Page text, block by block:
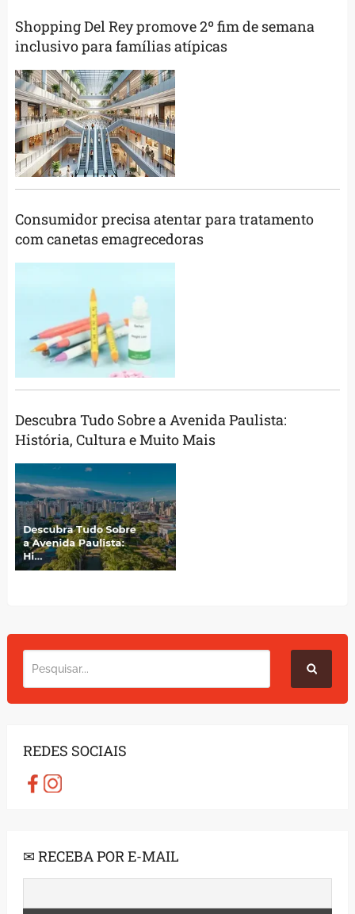
Shopping Del Rey promove 2º fim de semana
inclusivo para famílias atípicas
Consumidor precisa atentar para tratamento
com canetas emagrecedoras
Descubra Tudo Sobre a Avenida Paulista:
História, Cultura e Muito Mais
REDES SOCIAIS
✉ RECEBA POR E-MAIL